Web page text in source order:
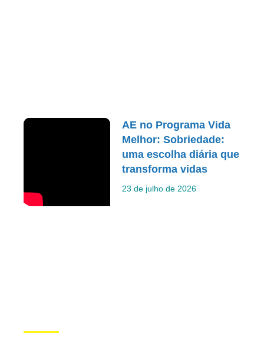
AE no Programa Vida
Melhor: Sobriedade:
uma escolha diária que
transforma vidas
23 de julho de 2026